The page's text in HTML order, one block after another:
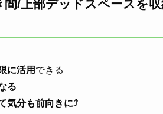
間/上部デッドスペースを
に活用 できる
る
気分も前向きに⤴️